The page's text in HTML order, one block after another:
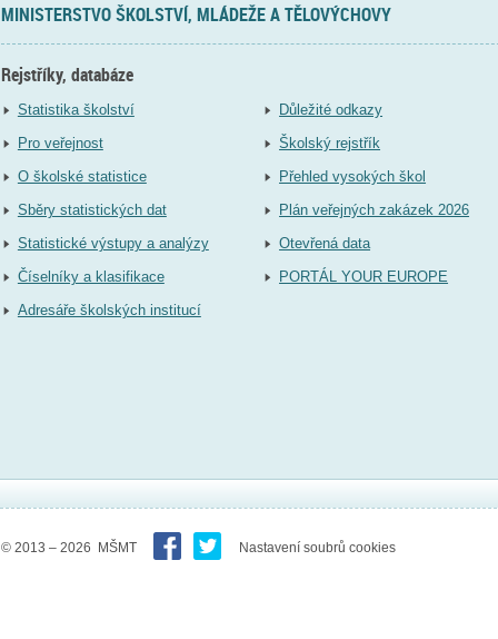
MINISTERSTVO ŠKOLSTVÍ, MLÁDEŽE A TĚLOVÝCHOVY
Rejstříky, databáze
Statistika školství
Pro veřejnost
O školské statistice
Sběry statistických dat
Statistické výstupy a analýzy
Číselníky a klasifikace
Adresáře školských institucí
Důležité odkazy
Školský rejstřík
Přehled vysokých škol
Plán veřejných zakázek 2026
Otevřená data
PORTÁL YOUR EUROPE
© 2013 – 2026 MŠMT Nastavení soubrů cookies